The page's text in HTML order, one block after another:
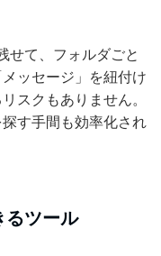
せて、フォルダごと
ッセージ」を紐付け
スクもありません。
す手間も効率化され
るツール